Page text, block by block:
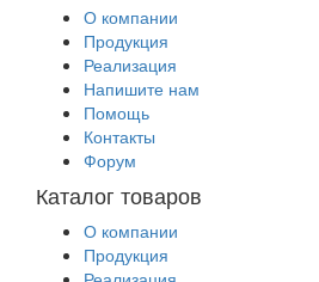
О компании
Продукция
Реализация
Напишите нам
Помощь
Контакты
Форум
Каталог товаров
О компании
Продукция